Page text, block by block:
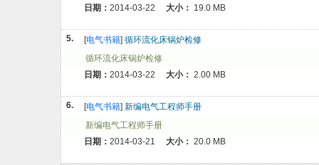
日期： 2014-03-22 大小： 19.0 MB
5. [电气书籍] 循环流化床锅炉检修
循环流化床锅炉检修
日期： 2014-03-22 大小： 2.00 MB
6. [电气书籍] 新编电气工程师手册
新编电气工程师手册
日期： 2014-03-21 大小： 20.0 MB